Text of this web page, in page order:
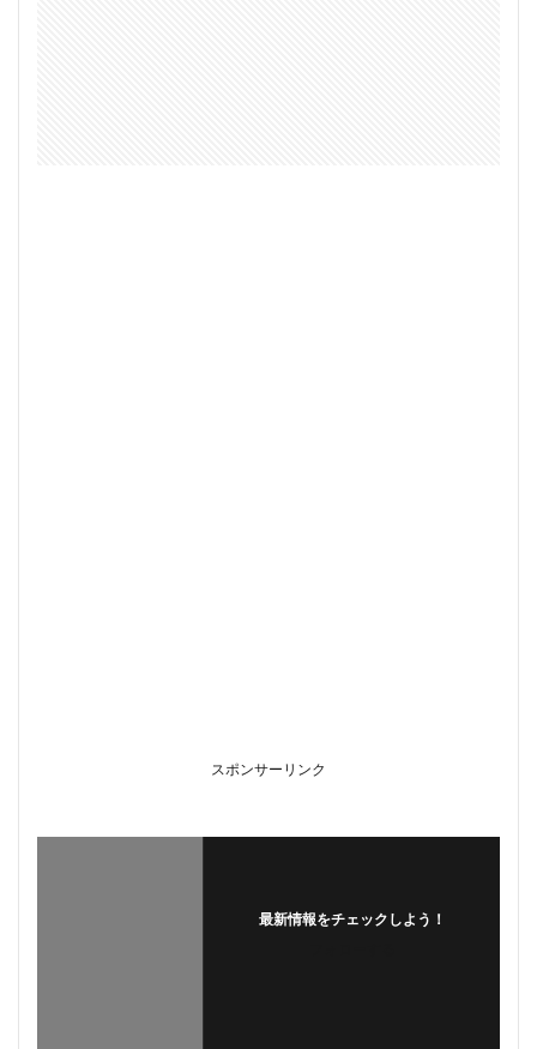
スポンサーリンク
最新情報をチェックしよう！